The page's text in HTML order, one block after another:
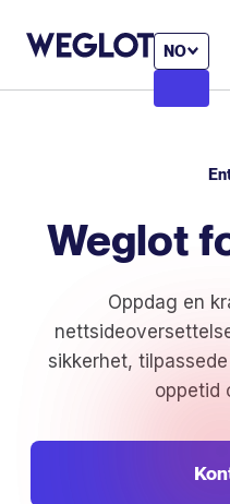
NO
Weglot
Oppdag en
sikkerhet,
oppetid